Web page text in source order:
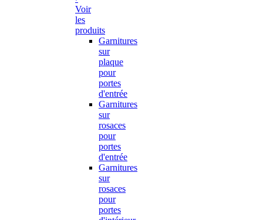
Voir
les
produits
Garnitures
sur
plaque
pour
portes
d'entrée
Garnitures
sur
rosaces
pour
portes
d'entrée
Garnitures
sur
rosaces
pour
portes